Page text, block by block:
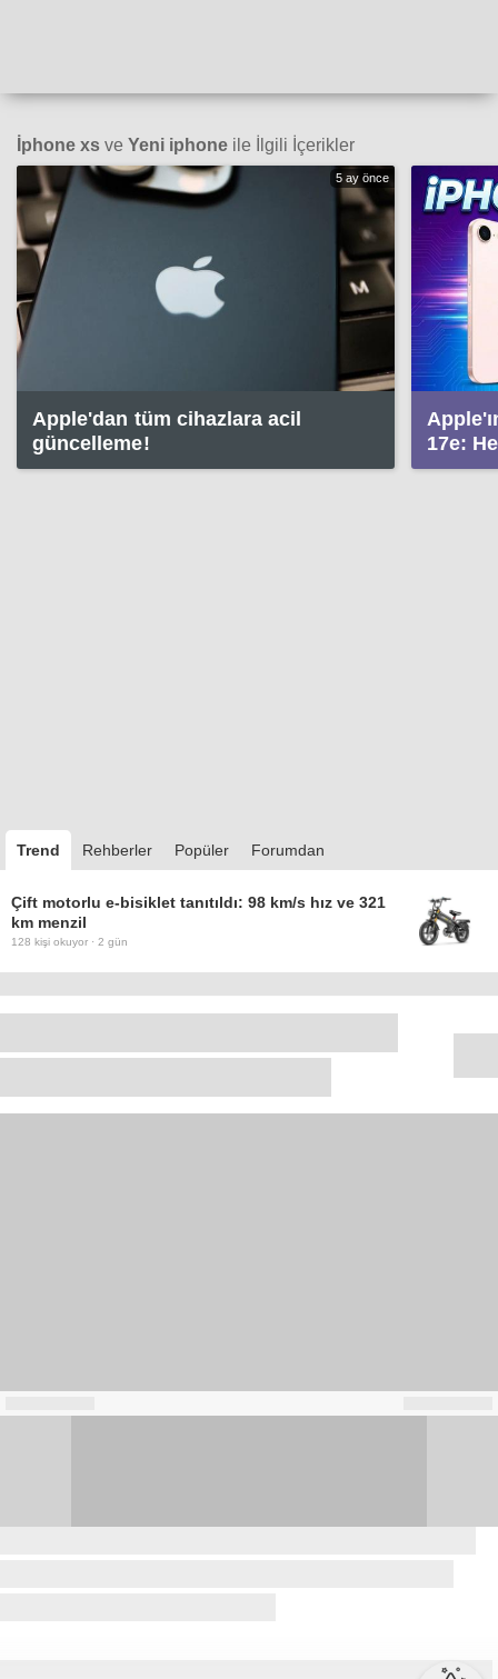
İphone xs ve Yeni iphone ile İlgili İçerikler
5 ay önce
Apple'dan tüm cihazlara acil
güncelleme!
17e:
Trend Rehberler Popüler Forumdan
Çift motorlu e-bisiklet tanıtıldı: 98 km/s hız ve 321
km menzil
128 kişi okuyor · 2 gün